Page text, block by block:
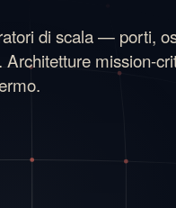
di scala — porti,
mission-